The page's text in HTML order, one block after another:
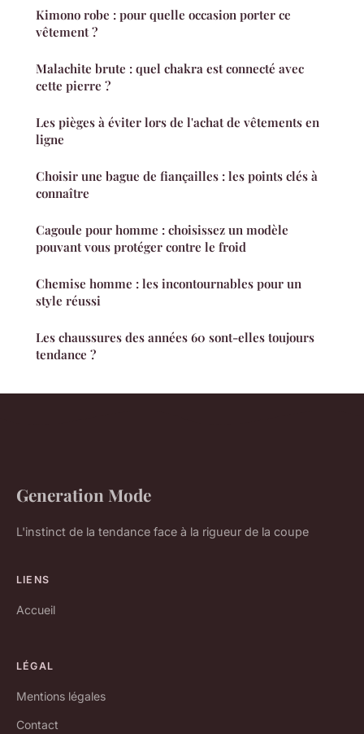
Kimono robe : pour quelle occasion porter ce
vêtement ?
Malachite brute : quel chakra est connecté avec
cette pierre ?
Les pièges à éviter lors de l'achat de vêtements en
ligne
Choisir une bague de fiançailles : les points clés à
connaître
Cagoule pour homme : choisissez un modèle
pouvant vous protéger contre le froid
Chemise homme : les incontournables pour un
style réussi
Les chaussures des années 60 sont-elles toujours
tendance ?
Generation Mode
L'instinct de la tendance face à la rigueur de la coupe
LIENS
Accueil
LÉGAL
Mentions légales
Contact